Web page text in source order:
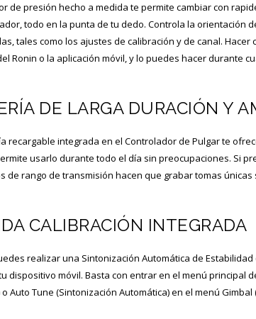
de presión hecho a medida te permite cambiar con
todo en la punta de tu dedo. Controla la orientación
tales como los ajustes de calibración y de canal.
Ronin o la aplicación móvil, y lo puedes hacer durante
DE LARGA DURACIÓN Y
recargable integrada en el Controlador de Pulgar te
usarlo durante todo el día sin preocupaciones. Si
de rango de transmisión hacen que grabar tomas únicas
CALIBRACIÓN INTEGRADA
realizar una Sintonización Automática de
dispositivo móvil. Basta con entrar en el menú principal
o Auto Tune (Sintonización Automática) en el menú